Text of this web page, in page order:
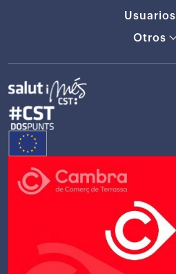
Usuarios
Otros